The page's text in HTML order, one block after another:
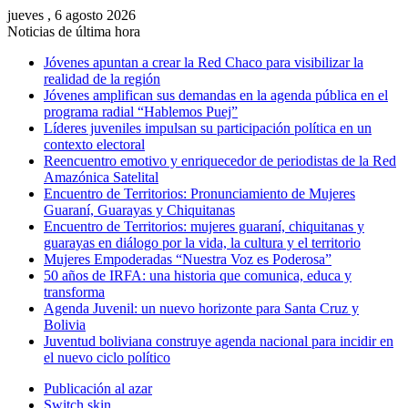
jueves , 6 agosto 2026
Noticias de última hora
Jóvenes apuntan a crear la Red Chaco para visibilizar la
realidad de la región
Jóvenes amplifican sus demandas en la agenda pública en el
programa radial “Hablemos Puej”
Líderes juveniles impulsan su participación política en un
contexto electoral
Reencuentro emotivo y enriquecedor de periodistas de la Red
Amazónica Satelital
Encuentro de Territorios: Pronunciamiento de Mujeres
Guaraní, Guarayas y Chiquitanas
Encuentro de Territorios: mujeres guaraní, chiquitanas y
guarayas en diálogo por la vida, la cultura y el territorio
Mujeres Empoderadas “Nuestra Voz es Poderosa”
50 años de IRFA: una historia que comunica, educa y
transforma
Agenda Juvenil: un nuevo horizonte para Santa Cruz y
Bolivia
Juventud boliviana construye agenda nacional para incidir en
el nuevo ciclo político
Publicación al azar
Switch skin